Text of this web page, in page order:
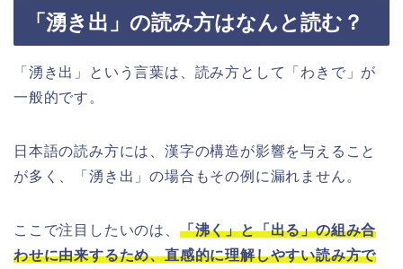
「湧き出」の読み方はなんと読む？
「湧き出」という言葉は、読み方として「わきで」が
一般的です。
日本語の読み方には、漢字の構造が影響を与えること
が多く、「湧き出」の場合もその例に漏れません。
ここで注目したいのは、 「沸く」と「出る」の組み合
わせに由来するため、直感的に理解しやすい読み方で